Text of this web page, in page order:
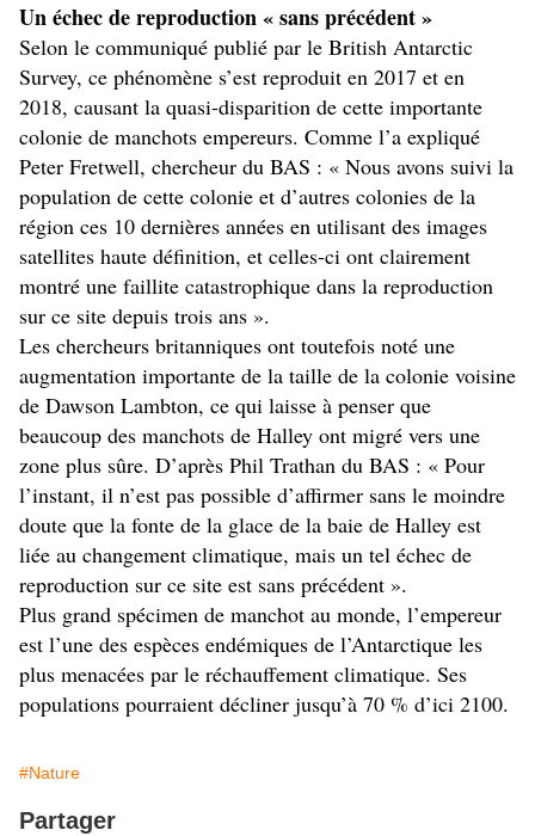
Un échec de reproduction « sans précédent »
Selon le communiqué publié par le British Antarctic
Survey, ce phénomène s’est reproduit en 2017 et en
2018, causant la quasi-disparition de cette importante
colonie de manchots empereurs. Comme l’a expliqué
Peter Fretwell, chercheur du BAS : « Nous avons suivi la
population de cette colonie et d’autres colonies de la
région ces 10 dernières années en utilisant des images
satellites haute définition, et celles-ci ont clairement
montré une faillite catastrophique dans la reproduction
sur ce site depuis trois ans ».
Les chercheurs britanniques ont toutefois noté une
augmentation importante de la taille de la colonie voisine
de Dawson Lambton, ce qui laisse à penser que
beaucoup des manchots de Halley ont migré vers une
zone plus sûre. D’après Phil Trathan du BAS : « Pour
l’instant, il n’est pas possible d’affirmer sans le moindre
doute que la fonte de la glace de la baie de Halley est
liée au changement climatique, mais un tel échec de
reproduction sur ce site est sans précédent ».
Plus grand spécimen de manchot au monde, l’empereur
est l’une des espèces endémiques de l’Antarctique les
plus menacées par le réchauffement climatique. Ses
populations pourraient décliner jusqu’à 70 % d’ici 2100.
#Nature
Partager